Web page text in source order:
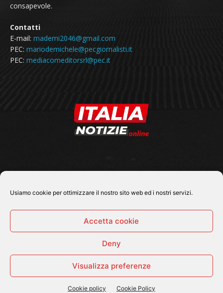
Usiamo cookie per ottimizzare il nostro sito web ed i nostri servizi.
Accetta cookie
Deny
Visualizza preferenze
Cookie policy Cookie Policy
consapevole.
Contatti
E-mail: mademi2046@gmail.com
PEC: mariodemichele@pecgiornalisti.it
PEC: mediacomeditorsrl@pec.it
© 2026 Tutti i diritti riservati - Italia Notizie .online |
Cronaca Economia
Cultura e Spettacoli ItaliaNotizie Tv